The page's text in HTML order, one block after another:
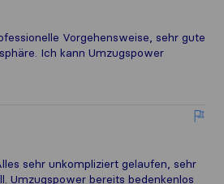
Vorgehensweise, sehr gute
Ich kann Umzugspower
sehr unkompliziert gelaufen, sehr
Umzugspower bereits bedenkenlos